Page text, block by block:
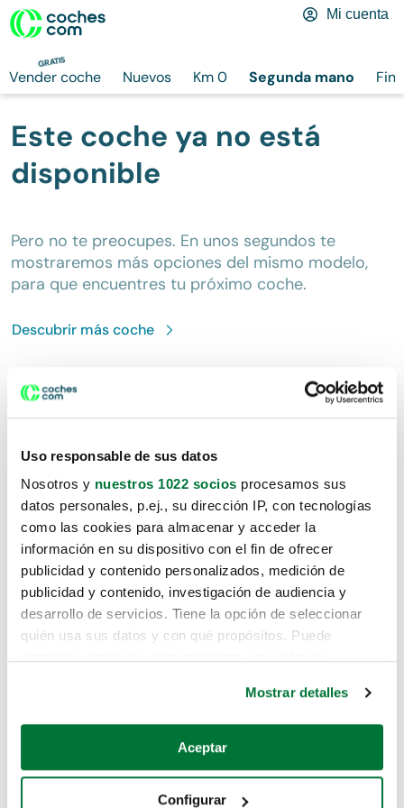
Uso responsable de sus datos
Nosotros y nuestros 1022 socios procesamos sus
datos personales, p.ej., su dirección IP, con tecnologías
como las cookies para almacenar y acceder la
información en su dispositivo con el fin de ofrecer
publicidad y contenido personalizados, medición de
publicidad y contenido, investigación de audiencia y
desarrollo de servicios. Tiene la opción de seleccionar
quién usa sus datos y con qué propósitos. Puede
Si lo permite, también quisiéramos:
Recopilar información sobre su ubicación geográfica
Mostrar detalles
Aceptar
Configurar
GRATIS
Vender coche Nuevos Km 0 Segunda mano
Mi cuenta
Este coche ya no está
disponible
Pero no te preocupes. En unos segundos te
mostraremos más opciones del mismo modelo,
para que encuentres tu próximo coche.
Descubrir máscoche